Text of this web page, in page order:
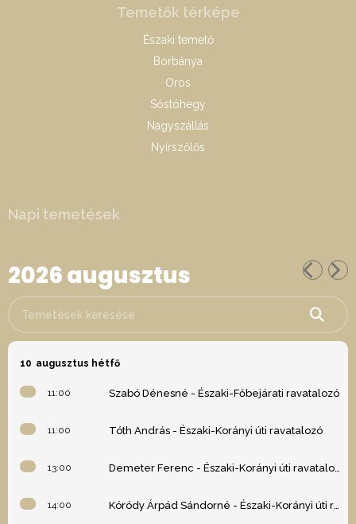
Temetők térképe
Északi temető
Borbánya
Oros
Sóstóhegy
Nagyszállás
Nyírszőlős
Napi temetések
2026 augusztus
10 augusztus hétfő
11:00 Szabó Dénesné - Északi-Főbejárati ravatalozó
11:00 Tóth András - Északi-Korányi úti ravatalozó
13:00 Demeter Ferenc - Északi-Korányi úti ravatalozó
14:00 Kóródy Árpád Sándorné - Északi-Korányi úti ravatalozó